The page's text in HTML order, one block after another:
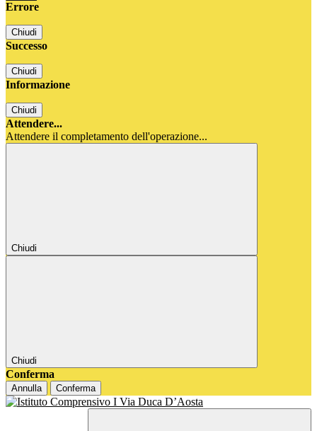
Errore
Chiudi
Successo
Chiudi
Informazione
Chiudi
Attendere...
Attendere il completamento dell'operazione...
Chiudi
Chiudi
Conferma
Annulla Conferma